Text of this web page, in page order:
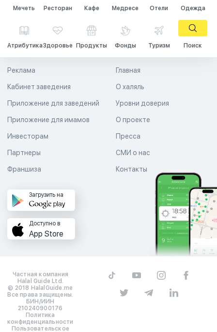
Мечеть Ресторан Кафе Медресе Отели Одежда
АтрибутикаЗдоровье Продукты Фонды Туризм Поиск
Главная
О халяль
Уровни доверия
Реклама
Кабинет заведения
Приложение для заведений
Приложение для имамов О проекте
Пресса
СМИ о нас
Контакты
Инвесторам
Партнеры
Франшиза
Загрузить на
Доступно в
App Store
Частная компания
Halal Guide Ltd.
© 2018 HalalGuide.me
Все права защищены.
БИН/ИИН
210240900176
Политика
конфиденциальности
Пользовательское